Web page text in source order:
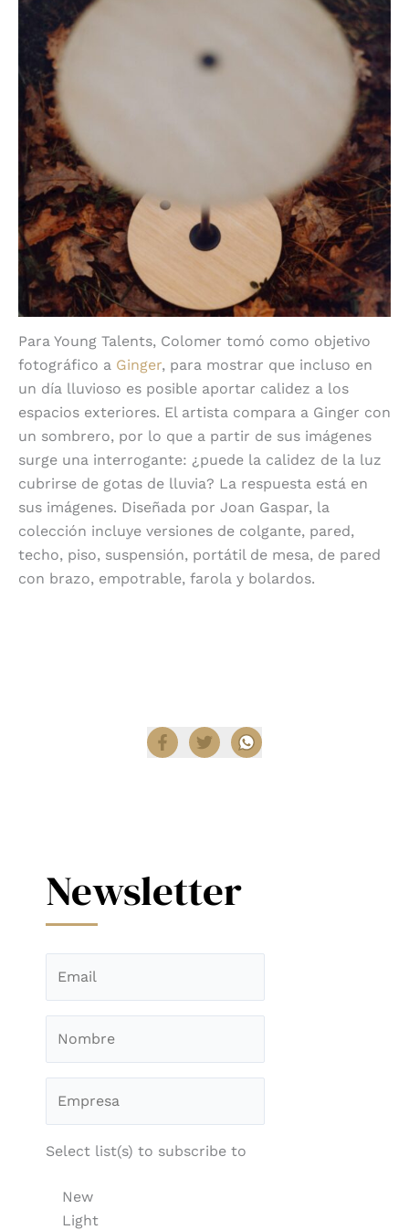
Para Young Talents, Colomer tomó como objetivo
fotográfico a Ginger, para mostrar que incluso en
un día lluvioso es posible aportar calidez a los
espacios exteriores. El artista compara a Ginger con
un sombrero, por lo que a partir de sus imágenes
surge una interrogante: ¿puede la calidez de la luz
cubrirse de gotas de lluvia? La respuesta está en
sus imágenes. Diseñada por Joan Gaspar, la
colección incluye versiones de colgante, pared,
techo, piso, suspensión, portátil de mesa, de pared
con brazo, empotrable, farola y bolardos.
Newsletter
Select list(s) to subscribe to
New
Light